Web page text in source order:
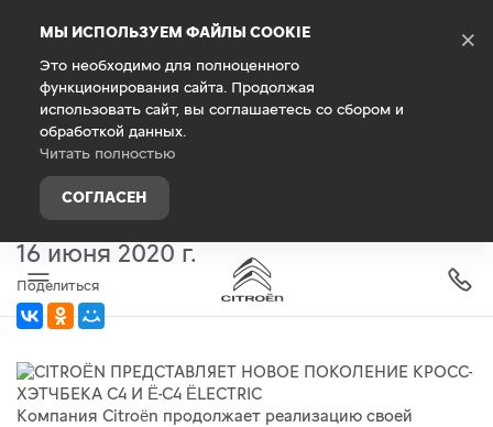
МЫ ИСПОЛЬЗУЕМ ФАЙЛЫ COOKIE
Это необходимо для полноценного
функционирования сайта. Продолжая
использовать сайт, вы соглашаетесь со сбором и
обработкой данных.
Читать полностью
СОГЛАСЕН
×
Главная О компании Новости
CITROËN ПРЕДСТАВЛЯЕТ НОВОЕ
ПОКОЛЕНИЕ КРОСС-ХЭТЧБЕКА С4
И Ë-C4 ËLECTRIC
16 июня 2020 г.
Поделиться
Компания Citroën продолжает реализацию своей